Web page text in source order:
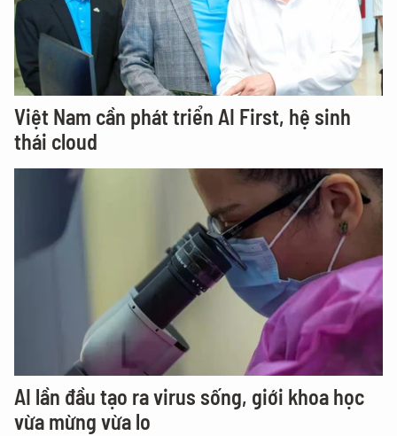
Việt Nam cần phát triển AI First, hệ sinh
thái cloud
AI lần đầu tạo ra virus sống, giới khoa học
vừa mừng vừa lo